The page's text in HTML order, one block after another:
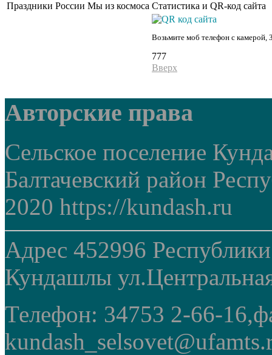
Праздники России Мы из космоса Статистика и QR-код сайта
Возьмите моб телефон с камерой,
777
Вверх
Авторские права
Сельское поселение
Балтачевский район
2020 https://kundash.ru
Адрес 452996
Кундашлы
Телефон: 34753 2-66-